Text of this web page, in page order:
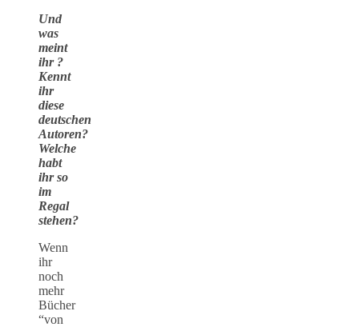
Und
was
meint
ihr ?
Kennt
ihr
diese
deutschen
Autoren?
Welche
habt
ihr so
im
Regal
stehen?
Wenn
ihr
noch
mehr
Bücher
“von